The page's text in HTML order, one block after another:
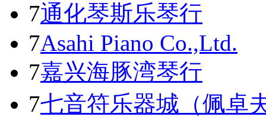
7通化琴斯乐琴行
7Asahi Piano Co.,Ltd.
7嘉兴海豚湾琴行
7七音符乐器城（佩卓